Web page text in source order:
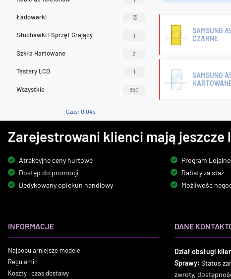
Ładowarki 13
Słuchawki i Sprzęt Grający 1
Szkła Hartowane 2
Testery LCD 1
Wszystkie 350
Czas: 0.04s
SAMSUNG
CZARNE
SAMSUNG
Zarejestrowani klienci mają jeszcze
Atrakcyjne ceny hurtowe
Dostęp do promocji
Dedykowany opiekun handlowy
Program
Rabaty za staż
Możliwość
INFORMACJE
Najpopularniejsze modele
Regulamin
Koszty i czas dostawy
DANE
Dział obsługi
Sprawy: Status
zwroty,